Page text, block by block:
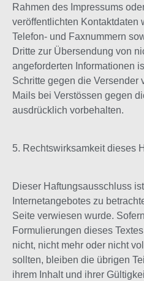
Rahmen des Impressums
veröffentlichten Kontaktdaten
Telefon- und Faxnummern
Dritte zur Übersendung von
angeforderten Informationen
Schritte gegen die Versender
Mails bei Verstössen gegen
ausdrücklich vorbehalten.
5. Rechtswirksamkeit dieses
Dieser Haftungsausschluss
Internetangebotes zu
Seite verwiesen wurde.
Formulierungen dieses
nicht, nicht mehr oder nicht
sollten, bleiben die übrigen
ihrem Inhalt und ihrer